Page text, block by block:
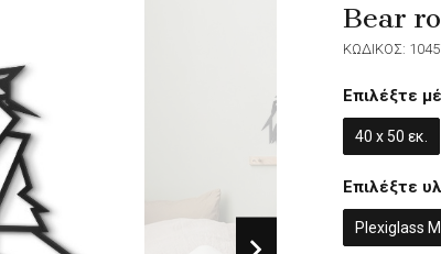
Bear
ΚΩΔΙΚΟΣ:
Επιλέξτε
40 x 50 εκ.
Επιλέξτε
Plexiglass